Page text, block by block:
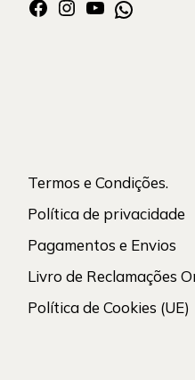
Facebook
Instagram
YouTube
Termos e Condições.
Política de privacidade
Pagamentos e Envios
Livro de Reclamações
Política de Cookies (UE)